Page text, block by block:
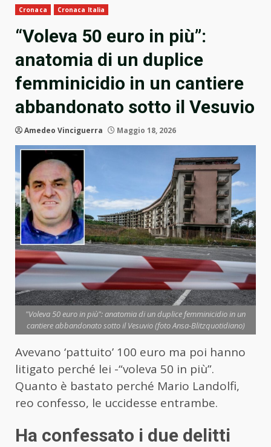
Cronaca Cronaca Italia
“Voleva 50 euro in più”:
anatomia di un duplice
femminicidio in un cantiere
abbandonato sotto il Vesuvio
Amedeo Vinciguerra Maggio 18, 2026
"Voleva 50 euro in più": anatomia di un duplice femminicidio in un
cantiere abbandonato sotto il Vesuvio (foto Ansa-Blitzquotidiano)
Avevano ‘pattuito’ 100 euro ma poi hanno
litigato perché lei -“voleva 50 in più”.
Quanto è bastato perché Mario Landolfi,
reo confesso, le uccidesse entrambe.
Ha confessato i due delitti